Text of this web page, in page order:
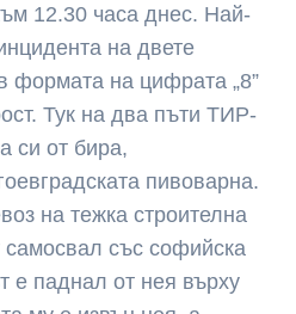
12.30 часа днес. Най-
на двете
формата на цифрата „8”
Тук на два пъти ТИР-
си от бира,
пивоварна.
на тежка строителна
самосвал със софийска
е паднал от нея върху